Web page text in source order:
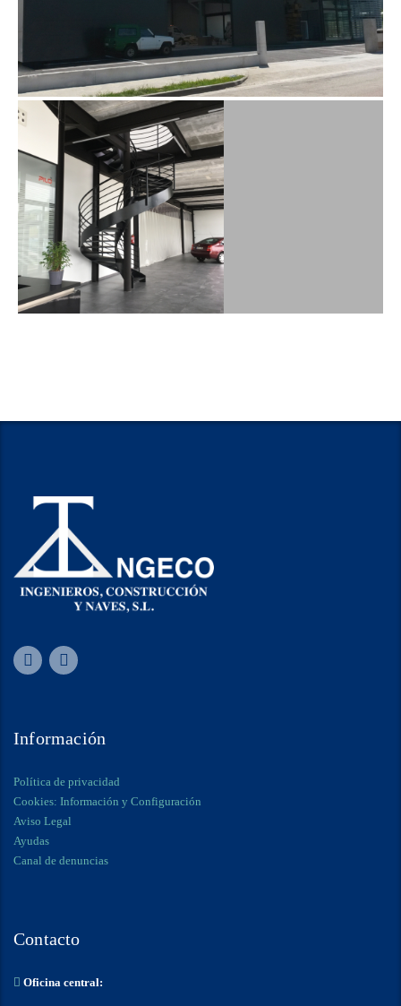
Información
Política de privacidad
Cookies: Información y Configuración
Aviso Legal
Ayudas
Canal de denuncias
Contacto
Oficina central: